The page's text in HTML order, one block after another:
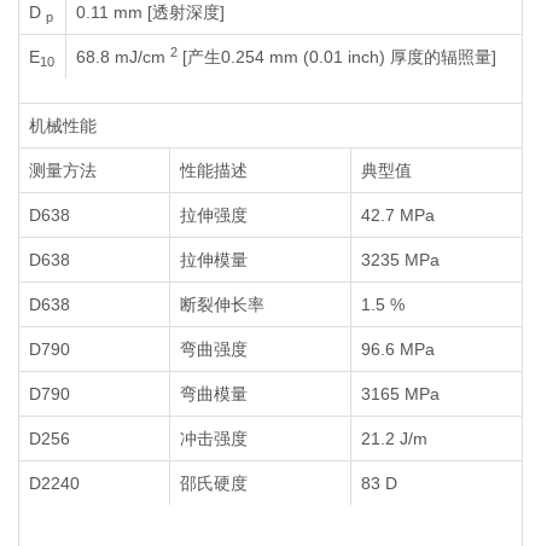
D p 0.11 mm [透射深度]
E10 68.8 mJ/cm 2 [产生0.254 mm (0.01 inch) 厚度的辐照量]
机械性能
测量方法 性能描述 典型值
D638 拉伸强度 42.7 MPa
D638 拉伸模量 3235 MPa
D638 断裂伸长率 1.5 %
D790 弯曲强度 96.6 MPa
D790 弯曲模量 3165 MPa
D256 冲击强度 21.2 J/m
D2240 邵氏硬度 83 D